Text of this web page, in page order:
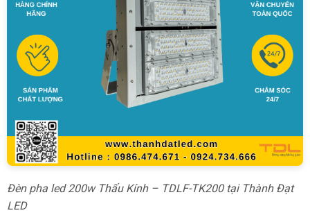
Đèn pha led 200w Thấu Kính – TDLF-TK200 tại Thành Đạt
LED